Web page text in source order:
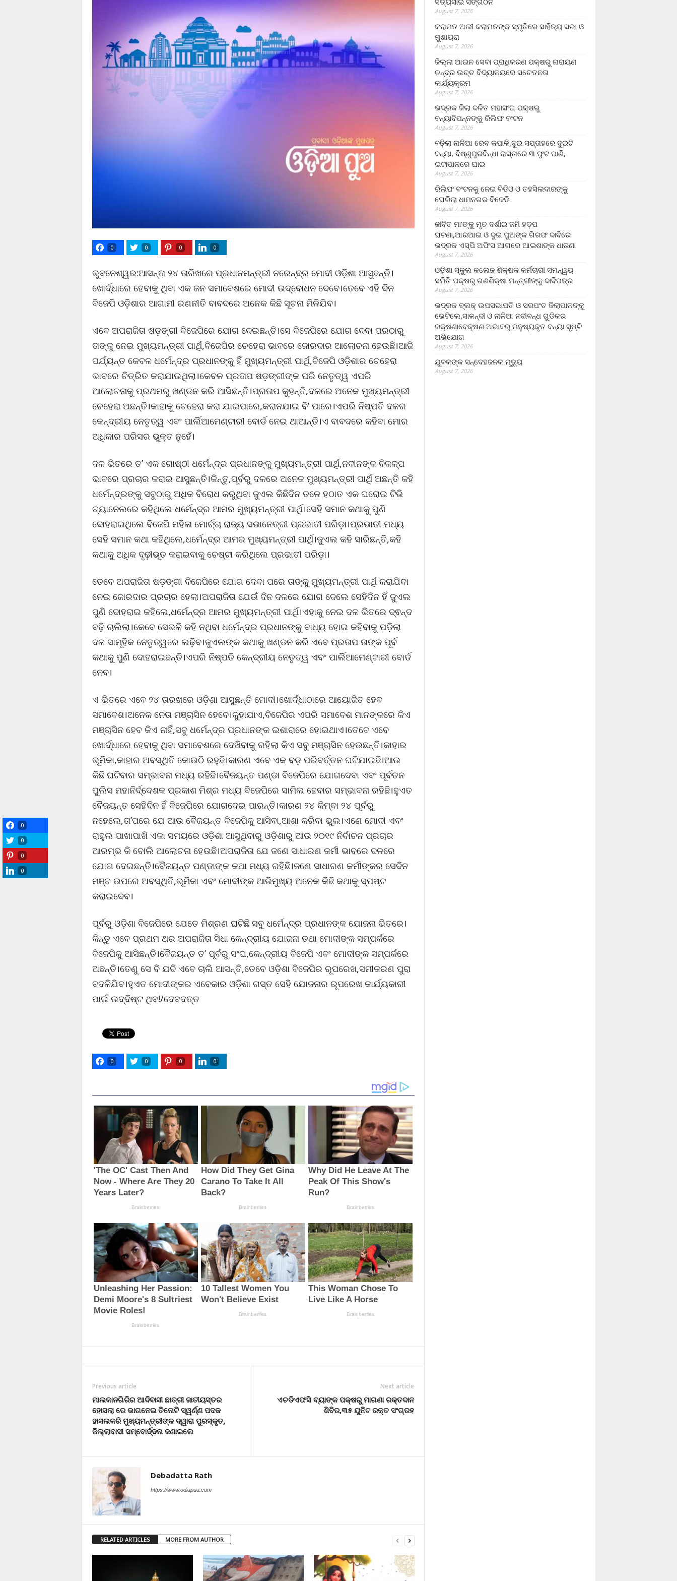
0 0 0 0
ଭୁବନେଶ୍ୱର:ଆସନ୍ତା ୨୪ ତାରିଖରେ ପ୍ରଧାନମନ୍ତ୍ରୀ ନରେନ୍ଦ୍ର ମୋଦୀ ଓଡ଼ିଶା ଆସୁଛନ୍ତି।
ଖୋର୍ଦ୍ଧାରେ ହେବାକୁ ଥିବା ଏକ ଜନ ସମାବେଶରେ ମୋଦୀ ଉଦ୍ବୋଧନ ଦେବେ।ତେବେ ଏହି ଦିନ
ବିଜେପି ଓଡ଼ିଶାର ଆଗାମୀ ରଣନୀତି ବାବଦରେ ଅନେକ କିଛି ସୂଚନା ମିଳିଯିବ।
ଏବେ ଅପରାଜିତା ଷଡ଼ଙ୍ଗୀ ବିଜେପିରେ ଯୋଗ ଦେଇଛନ୍ତି।ସେ ବିଜେପିରେ ଯୋଗ ଦେବା ପରଠାରୁ
ତାଙ୍କୁ ନେଇ ମୁଖ୍ୟମନ୍ତ୍ରୀ ପାର୍ଥି,ବିଜେପିର ଚେହେରା ଭାବରେ ଜୋରଦାର ଆଲୋଚନା ହେଉଛି।ଆଜି
ପର୍ଯ୍ୟନ୍ତ କେବଳ ଧର୍ମେନ୍ଦ୍ର ପ୍ରଧାନଙ୍କୁ ହିଁ ମୁଖ୍ୟମନ୍ତ୍ରୀ ପାର୍ଥି,ବିଜେପି ଓଡ଼ିଶାର ଚେହେରା
ଭାବରେ ଚିତ୍ରିତ କରାଯାଉଥିଲା।କେବଳ ପ୍ରତାପ ଷଡ଼ଙ୍ଗୀଙ୍କ ପରି ନେତୃତ୍ୱ ଏପରି
ଆଲୋଚନାକୁ ପ୍ରଥମରୁ ଖଣ୍ଡନ କରି ଆସିଛନ୍ତି।ପ୍ରତାପ କୁହନ୍ତି,ଦଳରେ ଅନେକ ମୁଖ୍ୟମନ୍ତ୍ରୀ
ଚେହେରା ଅଛନ୍ତି।କାହାକୁ ଚେହେରା କରା ଯାଇପାରେ,କରାନଯାଇ ବି’ ପାରେ।ଏପରି ନିଷ୍ପତି ଦଳର
କେନ୍ଦ୍ରୀୟ ନେତୃତ୍ୱ ଏବଂ ପାର୍ଲିଆମେଣ୍ଟାରୀ ବୋର୍ଡ ନେଇ ଥାଆନ୍ତି।ଏ ବାବଦରେ କହିବା ମୋର
ଅଧିକାର ପରିସର ଭୁକ୍ତ ନୁହେଁ।
ଦଳ ଭିତରେ ତ’ ଏକ ଗୋଷ୍ଠୀ ଧର୍ମେନ୍ଦ୍ର ପ୍ରଧାନଙ୍କୁ ମୁଖ୍ୟମନ୍ତ୍ରୀ ପାର୍ଥି,ନବୀନଙ୍କ ବିକଳ୍ପ
ଭାବରେ ପ୍ରଚାର କରାଇ ଆସୁଛନ୍ତି।କିନ୍ତୁ,ପୂର୍ବରୁ ଦଳରେ ଅନେକ ମୁଖ୍ୟମନ୍ତ୍ରୀ ପାର୍ଥି ଅଛନ୍ତି କହି
ଧର୍ମେନ୍ଦ୍ରଙ୍କୁ ସବୁଠାରୁ ଅଧିକ ବିରୋଧ କରୁଥିବା ଜୁଏଲ କିଛିଦିନ ତଳେ ହଠାତ ଏକ ଘରୋଇ ଟିଭି
ଚ୍ୟାନେଲରେ କହିଥିଲେ ଧର୍ମେନ୍ଦ୍ର ଆମର ମୁଖ୍ୟମନ୍ତ୍ରୀ ପାର୍ଥି।ସେହି ସମାନ କଥାକୁ ପୁଣି
ଦୋହରାଇଥିଲେ ବିଜେପି ମହିଳା ମୋର୍ଚ୍ଚା ରାଜ୍ୟ ସଭାନେତ୍ରୀ ପ୍ରଭାତୀ ପରିଡ଼ା।ପ୍ରଭାତୀ ମଧ୍ୟ
ସେହି ସମାନ କଥା କହିଥିଲେ,ଧର୍ମେନ୍ଦ୍ର ଆମର ମୁଖ୍ୟମନ୍ତ୍ରୀ ପାର୍ଥି।ଜୁଏଲ କହି ସାରିଛନ୍ତି,କହି
କଥାକୁ ଅଧିକ ଦୃଢ଼ୀଭୂତ କରାଇବାକୁ ଚେଷ୍ଟା କରିଥିଲେ ପ୍ରଭାତୀ ପରିଡ଼ା।
ତେବେ ଅପରାଜିତା ଷଡ଼ଙ୍ଗୀ ବିଜେପିରେ ଯୋଗ ଦେବା ପରେ ତାଙ୍କୁ ମୁଖ୍ୟମନ୍ତ୍ରୀ ପାର୍ଥି କରାଯିବା
ନେଇ ଜୋରଦାର ପ୍ରଚାର ହେଲା।ଅପରାଜିତା ଯେଉଁ ଦିନ ଦଳରେ ଯୋଗ ଦେଲେ ସେହିଦିନ ହିଁ ଜୁଏଲ
ପୁଣି ଦୋହରାଇ କହିଲେ,ଧର୍ମେନ୍ଦ୍ର ଆମର ମୁଖ୍ୟମନ୍ତ୍ରୀ ପାର୍ଥି।ଏହାକୁ ନେଇ ଦଳ ଭିତରେ ଦ୍ଵନ୍ଦ
ବଢ଼ି ଚାଲିଲା।କେବେ ସେଭଳି କହି ନଥିବା ଧର୍ମେନ୍ଦ୍ର ପ୍ରଧାନଙ୍କୁ ବାଧ୍ୟ ହୋଇ କହିବାକୁ ପଡ଼ିଲା
ଦଳ ସାମୂହିକ ନେତୃତ୍ୱରେ ଲଢ଼ିବ।ଜୁଏଲଙ୍କ କଥାକୁ ଖଣ୍ଡନ କରି ଏବେ ପ୍ରତାପ ତାଙ୍କ ପୂର୍ବ
କଥାକୁ ପୁଣି ଦୋହରାଇଛନ୍ତି।ଏପରି ନିଷ୍ପତି କେନ୍ଦ୍ରୀୟ ନେତୃତ୍ୱ ଏବଂ ପାର୍ଲିଆମେଣ୍ଟାରୀ ବୋର୍ଡ
ନେବ।
ଏ ଭିତରେ ଏବେ ୨୪ ତାରଖରେ ଓଡ଼ିଶା ଆସୁଛନ୍ତି ମୋଦୀ।ଖୋର୍ଦ୍ଧାଠାରେ ଆୟୋଜିତ ହେବ
ସମାବେଶ।ଅନେକ ନେତା ମଞ୍ଚାସିନ ହେବେ।କୁହାଯାଏ,ବିଜେପିର ଏପରି ସମାବେଶ ମାନଙ୍କରେ କିଏ
ମଞ୍ଚାସିନ ହେବ କିଏ ନାହିଁ,ସବୁ ଧର୍ମେନ୍ଦ୍ର ପ୍ରଧାନଙ୍କ ଇଶାରାରେ ହୋଇଥାଏ।ତେବେ ଏବେ
ଖୋର୍ଦ୍ଧାରେ ହେବାକୁ ଥିବା ସମାବେଶରେ ଦେଖିବାକୁ ରହିଲା କିଏ ସବୁ ମଞ୍ଚାସିନ ହେଉଛନ୍ତି।କାହାର
ଭୂମିକା,କାହାର ଅବସ୍ଥିତି କୋଉଠି ରହୁଛି।କାରଣ ଏବେ ଏକ ବଡ଼ ପରିବର୍ତ୍ତନ ଘଟିଯାଇଛି।ଆଉ
କିଛି ଘଟିବାର ସମ୍ଭାବନା ମଧ୍ୟ ରହିଛି।ବୈଜୟନ୍ତ ପଣ୍ଡା ବିଜେପିରେ ଯୋଗଦେବା ଏବଂ ପୂର୍ବତନ
ପୁଲିସ ମହାନିର୍ଦ୍ଦେଶକ ପ୍ରକାଶ ମିଶ୍ର ମଧ୍ୟ ବିଜେପିରେ ସାମିଲ ହେବାର ସମ୍ଭାବନା ରହିଛି।ହୁଏତ
ବୈଜୟନ୍ତ ସେହିଦିନ ହିଁ ବିଜେପିରେ ଯୋଗଦେଇ ପାରନ୍ତି।କାରଣ ୨୪ କିମ୍ବା ୨୪ ପୂର୍ବରୁ
ନହେଲେ,ତା’ପରେ ଯେ ଆଉ ବୈଜୟନ୍ତ ବିଜେପିକୁ ଆସିବା,ଆଶା କରିବା ଭୁଲ।ଏଣେ ମୋଦୀ ଏବଂ
ରାହୁଲ ପାଖାପାଖି ଏକା ସମୟରେ ଓଡ଼ିଶା ଆସୁଥିବାରୁ ଓଡ଼ିଶାରୁ ଆଉ ୨୦୧୯ ନିର୍ବାଚନ ପ୍ରଚାର
ଆରମ୍ଭ କି ବୋଲି ଆଲୋଚନା ହେଉଛି।ଅପରାଜିତା ଯେ ଜଣେ ସାଧାରଣ କର୍ମୀ ଭାବରେ ଦଳରେ
ଯୋଗ ଦେଇଛନ୍ତି।ବୈଜୟନ୍ତ ପଣ୍ଡାଙ୍କ କଥା ମଧ୍ୟ ରହିଛି।ଜଣେ ସାଧାରଣ କର୍ମୀଙ୍କର ସେଦିନ
ମଞ୍ଚ ଉପରେ ଅବସ୍ଥିତି,ଭୂମିକା ଏବଂ ମୋଦୀଙ୍କ ଆଭିମୁଖ୍ୟ ଅନେକ କିଛି କଥାକୁ ସ୍ପଷ୍ଟ
କରାଇଦେବ।
ପୂର୍ବରୁ ଓଡ଼ିଶା ବିଜେପିରେ ଯେତେ ମିଶ୍ରଣ ଘଟିଛି ସବୁ ଧର୍ମେନ୍ଦ୍ର ପ୍ରଧାନଙ୍କ ଯୋଜନା ଭିତରେ।
କିନ୍ତୁ ଏବେ ପ୍ରଥମ ଥର ଅପରାଜିତା ସିଧା କେନ୍ଦ୍ରୀୟ ଯୋଜନା ତଥା ମୋଦୀଙ୍କ ସମ୍ପର୍କରେ
ବିଜେପିକୁ ଆସିଛନ୍ତି।ବୈଜୟନ୍ତ ତ’ ପୂର୍ବରୁ ସଂଘ,କେନ୍ଦ୍ରୀୟ ବିଜେପି ଏବଂ ମୋଦୀଙ୍କ ସମ୍ପର୍କରେ
ଅଛନ୍ତି।ତେଣୁ ସେ ବି ଯଦି ଏବେ ଚାଲି ଆସନ୍ତି,ତେବେ ଓଡ଼ିଶା ବିଜେପିର ରୂପରେଖ,ସମୀକରଣ ପୁରା
ବଦଳିଯିବ।ହୁଏତ ମୋଦୀଙ୍କର ଏବେକାର ଓଡ଼ିଶା ଗସ୍ତ ସେହି ଯୋଜନାର ରୂପରେଖ କାର୍ଯ୍ୟକାରୀ
ପାଇଁ ଉଦ୍ଦିଷ୍ଟ ଥିବ!/ଦେବଦତ୍ତ
0 0 0 0
Previous article
ମାଲକାନଗିରିର ଆଦିବାସୀ ଛାତ୍ରୀ ଜାତୀୟସ୍ତର
ହୋସଲା ରେ ଭାଗନେଇ ତିନୋଟି ସ୍ୱର୍ଣ୍ଣ ପଦକ
ହାସଲକରି ମୁଖ୍ୟମନ୍ତ୍ରୀଙ୍କ ଦ୍ୱାରା ପୁରସ୍କୃତ,
ଜିଲ୍ଲାବାସୀ ସମ୍ବୋର୍ଦ୍ଦନା ଜଣାଇଲେ
Next article
ଏଚଡିଏଫସି ବ୍ୟାଙ୍କ ପକ୍ଷରୁ ମାଗଣା ରକ୍ତଦାନ
ଶିବିର,୩୫ ୟୁନିଟ ରକ୍ତ ସଂଗ୍ରହ
Debadatta Rath
https://www.odiapua.com
RELATED ARTICLES MORE FROM AUTHOR
August 7, 2026
କରାମତ ଅଲୀ କରାମତଙ୍କ ସ୍ମୃତିରେ ସାହିତ୍ୟ ସଭା ଓ
ମୁଶାୟରା
August 7, 2026
ଜିଲ୍ଲା ଆଇନ ସେବା ପ୍ରାଧିକରଣ ପକ୍ଷରୁ ନାରାୟଣ
ଚନ୍ଦ୍ର ଉଚ୍ଚ ବିଦ୍ୟାଳୟରେ ସଚେତନତା
କାର୍ଯ୍ୟକ୍ରମ
August 7, 2026
ଭଦ୍ରକ ଜିଲା ଦଳିତ ମହାସଂଘ ପକ୍ଷରୁ
ବନ୍ୟାବିପନ୍ନଙ୍କୁ ରିଲିଫ ବଂଟନ
August 7, 2026
ବଢ଼ିଲା ନାଳିଆ ରେବ କପାଳି,ଦୁଇ ସପ୍ତାହରେ ଦୁଇଟି
ବନ୍ୟା, ବିଷ୍ଣୁପୁରବିନ୍ଧା ରାସ୍ତାରେ ୩ ଫୁଟ ପାଣି,
ଇଟାପାଳରେ ଘାଇ
August 7, 2026
ରିଲିଫ ବଂଟନକୁ ନେଇ ବିଡିଓ ଓ ତହସିଲଦାରଙ୍କୁ
ଘେରିଲା ଧାମନଗର ବିଜେଡି
August 7, 2026
ଜୀବିତ ମା’ଙ୍କୁ ମୃତ ଦର୍ଶାଇ ଜମି ହଡ଼ପ
ଘଟଣା,ଆରଆଇ ଓ ଦୁଇ ପୁଅଙ୍କ ଗିରଫ ଦାବିରେ
ଭଦ୍ରକ ଏସ୍‌ପି ଅଫିସ ଆଗରେ ଆଇଶାଙ୍କ ଧାରଣା
August 7, 2026
ଓଡ଼ିଶା ସ୍କୁଲ କଲେଜ ଶିକ୍ଷକ କର୍ମଚାରୀ ସମନ୍ୱୟ
ସମିତି ପକ୍ଷରୁ ଗଣଶିକ୍ଷା ମନ୍ତ୍ରୀଙ୍କୁ ଦାବିପତ୍ର
August 7, 2026
ଭଦ୍ରକ ବ୍ଲକ୍ ଉପସଭାପତି ଓ ସରପଂଚ ଜିଲାପାଳଙ୍କୁ
ଭେଟିଲେ,ସାଳନ୍ଦୀ ଓ ନାଳିଆ ନଦୀବନ୍ଧ ଗୁଡିକର
ରକ୍ଷଣାବେକ୍ଷଣ ଅଭାବରୁ ମନୁଷ୍ୟକୃତ ବନ୍ୟା ସୃଷ୍ଟି
ଅଭିଯୋଗ
August 7, 2026
ଯୁବକଙ୍କ ସନ୍ଦେହଜନକ ମୃତ୍ୟୁ
August 7, 2026
0
0
0
0